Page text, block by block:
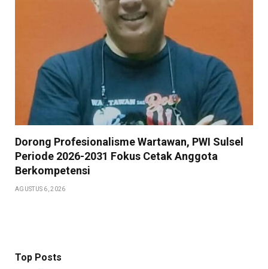
Dorong Profesionalisme Wartawan, PWI Sulsel
Periode 2026-2031 Fokus Cetak Anggota
Berkompetensi
AGUSTUS 6, 2026
Top Posts